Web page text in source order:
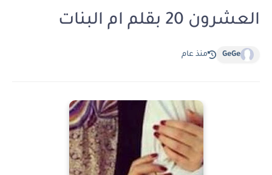
العشرون 20 بقلم ام البنات
GeGe منذ عام